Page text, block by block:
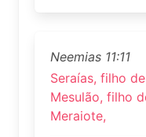
Neemias 11:11
Seraías, filho
Mesulão, filho
Meraiote,